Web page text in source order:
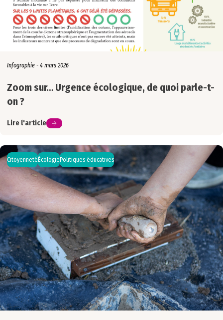
Infographie - 4 mars 2026
Zoom sur… Urgence écologique, de quoi parle-t-
on ?
Lire l'article
CitoyennetéÉcologiePolitiques éducatives